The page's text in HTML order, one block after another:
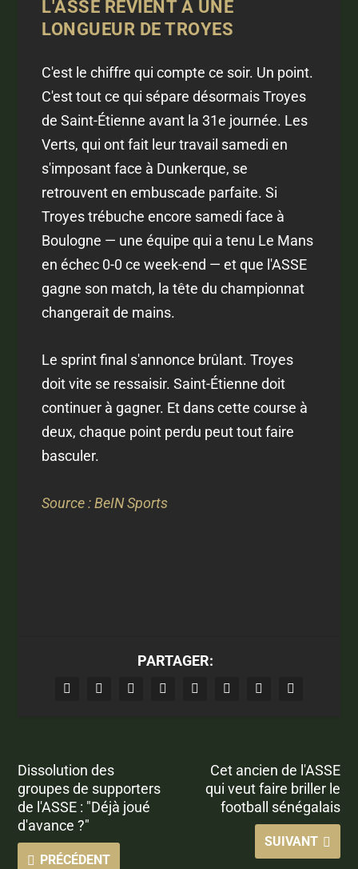
L'ASSE REVIENT À UNE
LONGUEUR DE TROYES
C'est le chiffre qui compte ce soir. Un point.
C'est tout ce qui sépare désormais Troyes
de Saint-Étienne avant la 31e journée. Les
Verts, qui ont fait leur travail samedi en
s'imposant face à Dunkerque, se
retrouvent en embuscade parfaite. Si
Troyes trébuche encore samedi face à
Boulogne — une équipe qui a tenu Le Mans
en échec 0-0 ce week-end — et que l'ASSE
gagne son match, la tête du championnat
changerait de mains.
Le sprint final s'annonce brûlant. Troyes
doit vite se ressaisir. Saint-Étienne doit
continuer à gagner. Et dans cette course à
deux, chaque point perdu peut tout faire
basculer.
Source : BeIN Sports
PARTAGER:
Dissolution des
groupes de supporters
de l'ASSE : "Déjà joué
d'avance ?"
PRÉCÉDENT
Cet ancien de l'ASSE
qui veut faire briller le
football sénégalais
SUIVANT